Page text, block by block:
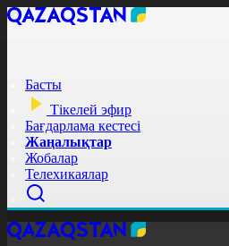
Басты
Тікелей эфир
Бағдарлама кестесі
Жаңалықтар
Жобалар
Телехикаялар